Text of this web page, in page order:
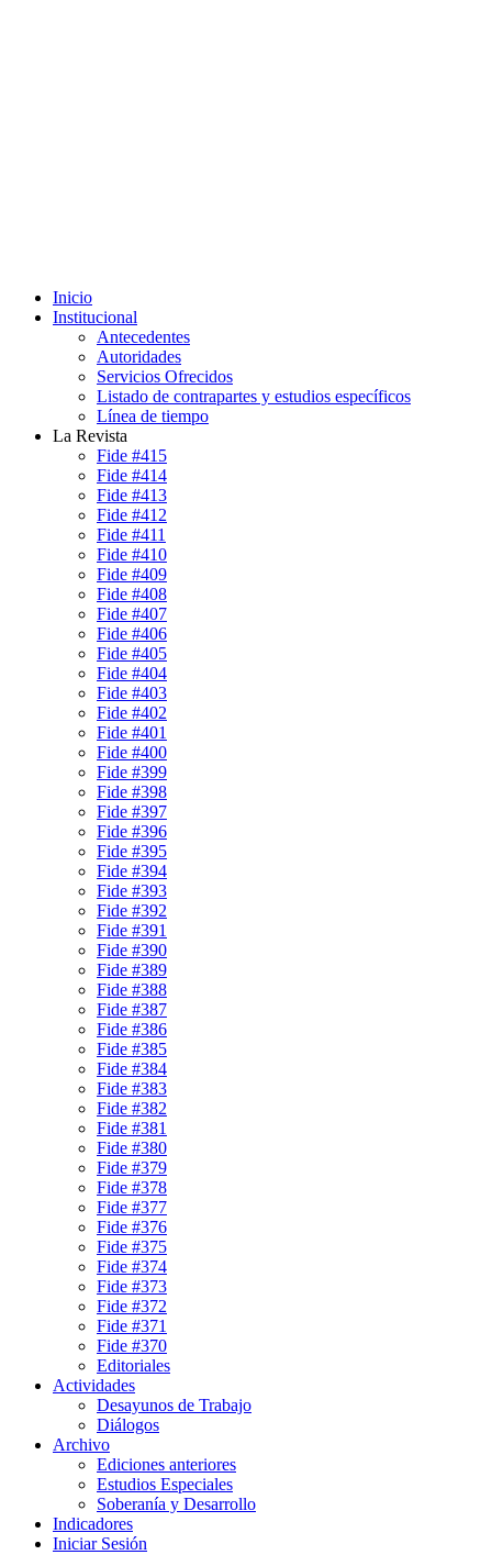
Inicio
Institucional
Antecedentes
Autoridades
Servicios Ofrecidos
Listado de contrapartes y estudios específicos
Línea de tiempo
La Revista
Fide #415
Fide #414
Fide #413
Fide #412
Fide #411
Fide #410
Fide #409
Fide #408
Fide #407
Fide #406
Fide #405
Fide #404
Fide #403
Fide #402
Fide #401
Fide #400
Fide #399
Fide #398
Fide #397
Fide #396
Fide #395
Fide #394
Fide #393
Fide #392
Fide #391
Fide #390
Fide #389
Fide #388
Fide #387
Fide #386
Fide #385
Fide #384
Fide #383
Fide #382
Fide #381
Fide #380
Fide #379
Fide #378
Fide #377
Fide #376
Fide #375
Fide #374
Fide #373
Fide #372
Fide #371
Fide #370
Editoriales
Actividades
Desayunos de Trabajo
Diálogos
Archivo
Ediciones anteriores
Estudios Especiales
Soberanía y Desarrollo
Indicadores
Iniciar Sesión